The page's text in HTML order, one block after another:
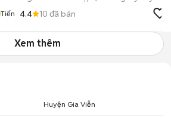
Tiến 4.4 10 đã bán
Xem thêm
Huyện Gia Viễn